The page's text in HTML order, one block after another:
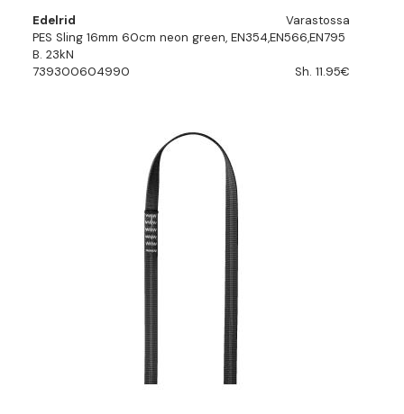
Edelrid
Varastossa
PES Sling 16mm 60cm neon green, EN354,EN566,EN795
B. 23kN
739300604990
Sh. 11.95€